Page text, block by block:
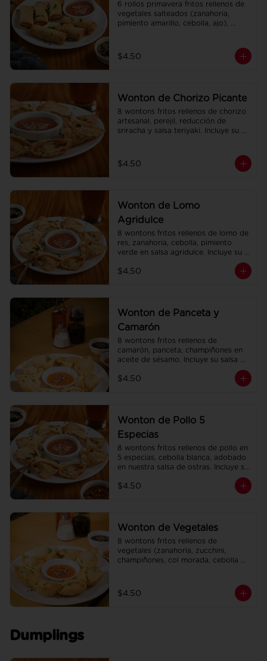
6 rollos primavera fritos rellenos de
vegetales salteados (zanahoria,
pimiento amarillo, cebolla, ajo),
agridulce.
$4.50
Wonton de Chorizo Picante
8 wontons fritos rellenos de chorizo
artesanal, perejil, reducción de
sriracha y salsa teriyaki. Incluye su
$4.50
Wonton de Lomo
Agridulce
8 wontons fritos rellenos de lomo de
res, zanahoria, cebolla, pimiento
verde en salsa agridulce. Incluye su
$4.50
Wonton de Panceta y
Camarón
8 wontons fritos rellenos de
camarón, panceta, champiñones en
aceite de sésamo. Incluye su salsa
$4.50
Wonton de Pollo 5
Especias
8 wontons fritos rellenos de pollo en
5 especias, cebolla blanca, adobado
en nuestra salsa de ostras. Incluye su
$4.50
Wonton de Vegetales
8 wontons fritos rellenos de
vegetales (zanahoria, zucchini,
champiñones, col morada, cebolla
$4.50
Dumplings